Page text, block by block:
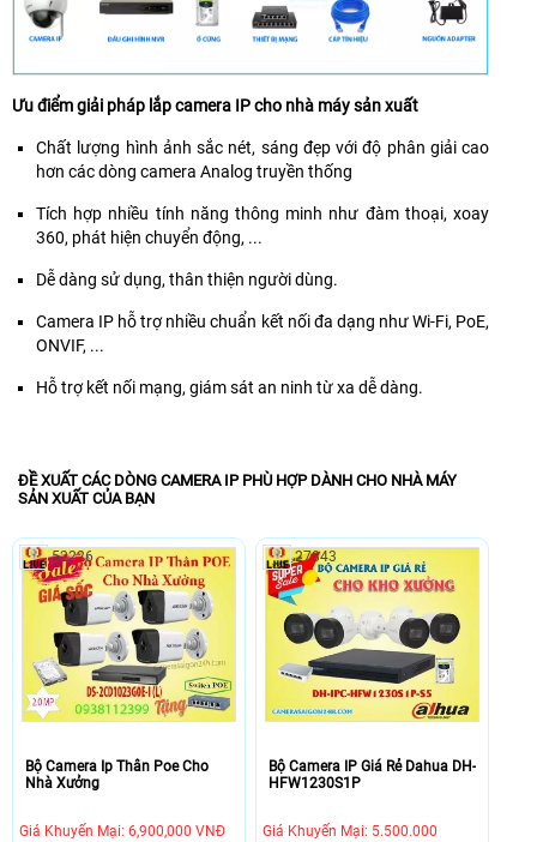
có
thể
sát
được
đêm
có
khi
ánh
sáng.
Ưu điểm giải pháp lắp camera IP cho nhà máy sản xuất
Chất lượng hình ảnh sắc nét, sáng đẹp với độ phân giải cao
hơn các dòng camera Analog truyền thống
Tích hợp nhiều tính năng thông minh như đàm thoại, xoay
360, phát hiện chuyển động, ...
Dễ dàng sử dụng, thân thiện người dùng.
Camera IP hỗ trợ nhiều chuẩn kết nối đa dạng như Wi-Fi, PoE,
ONVIF, ...
Hỗ trợ kết nối mạng, giám sát an ninh từ xa dễ dàng.
ĐỀ XUẤT CÁC DÒNG CAMERA IP PHÙ HỢP DÀNH CHO NHÀ MÁY
SẢN XUẤT CỦA BẠN
Bộ Camera Ip Thân Poe Cho
Nhà Xưởng
Giá Khuyến Mại: 6,900,000 VNĐ
52226
Bộ Camera IP Giá Rẻ Dahua DH-
HFW1230S1P
Giá Khuyến Mại: 5.500.000
27843